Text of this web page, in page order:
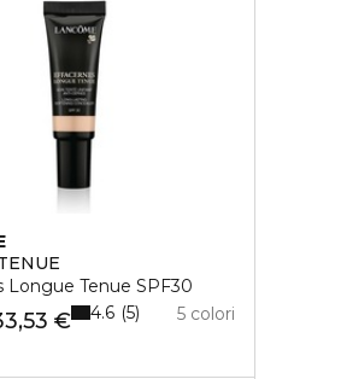
Longue Tenue SPF30
€ 5 colori
4.6 5